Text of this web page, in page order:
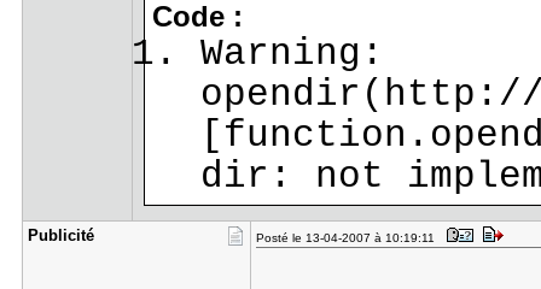
Code :
Warning:
opendir(http://
dir: not
Publicité Posté le 13-04-2007 à 10:19:11